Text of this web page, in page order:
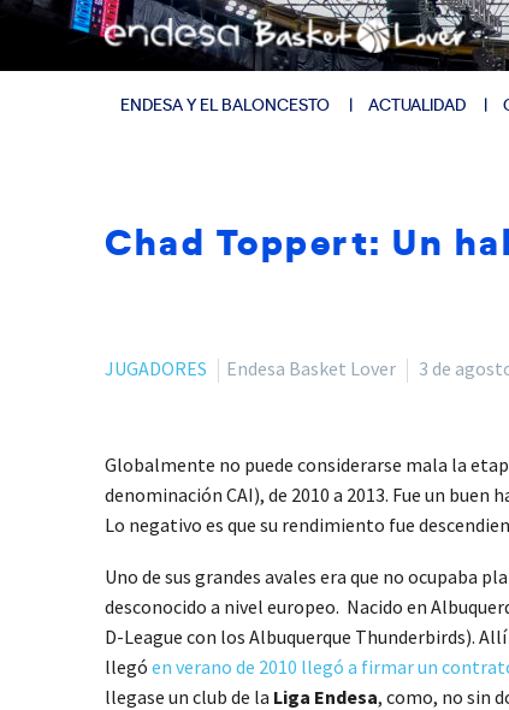
ENDESA Y EL BALONCESTO ACTUALIDAD
Chad Toppert: Un
JUGADORES Endesa Basket Lover 3 de
Globalmente no puede considerarse mala la
denominación CAI), de 2010 a 2013. Fue un
Lo negativo es que su rendimiento fue
Uno de sus grandes avales era que no ocupaba
desconocido a nivel europeo. Nacido en
D-League con los Albuquerque Thunderbirds).
llegó en verano de 2010 llegó a firmar un
llegase un club de la Liga Endesa, como, no sin